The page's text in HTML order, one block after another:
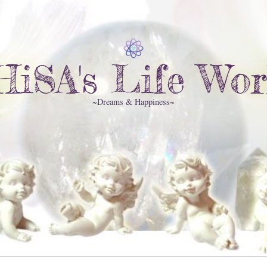
Life
~Dreams & Happiness~